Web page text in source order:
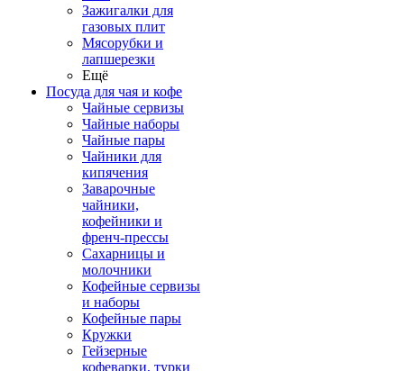
Зажигалки для
газовых плит
Мясорубки и
лапшерезки
Ещё
Посуда для чая и кофе
Чайные сервизы
Чайные наборы
Чайные пары
Чайники для
кипячения
Заварочные
чайники,
кофейники и
френч-прессы
Сахарницы и
молочники
Кофейные сервизы
и наборы
Кофейные пары
Кружки
Гейзерные
кофеварки, турки